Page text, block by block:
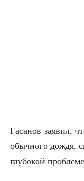
Гасанов заявил,
обычного дождя,
глубокой